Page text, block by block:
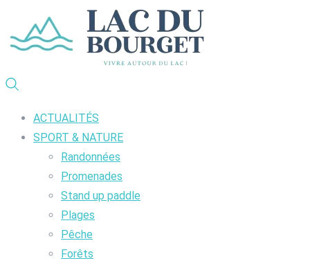
ACTUALITÉS
SPORT & NATURE
Randonnées
Promenades
Stand up paddle
Plages
Pêche
Forêts